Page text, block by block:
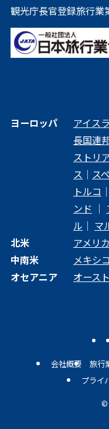
観光庁長官登録旅行業
ヨーロッパ アイス
長国連
ストリ
ス ｜ ス
トルコ ｜
ンド ｜
ル ｜ マ
北米
アメリカ
中南米
メキシコ
オセアニア
オース
会社概要
旅行
プライ
©